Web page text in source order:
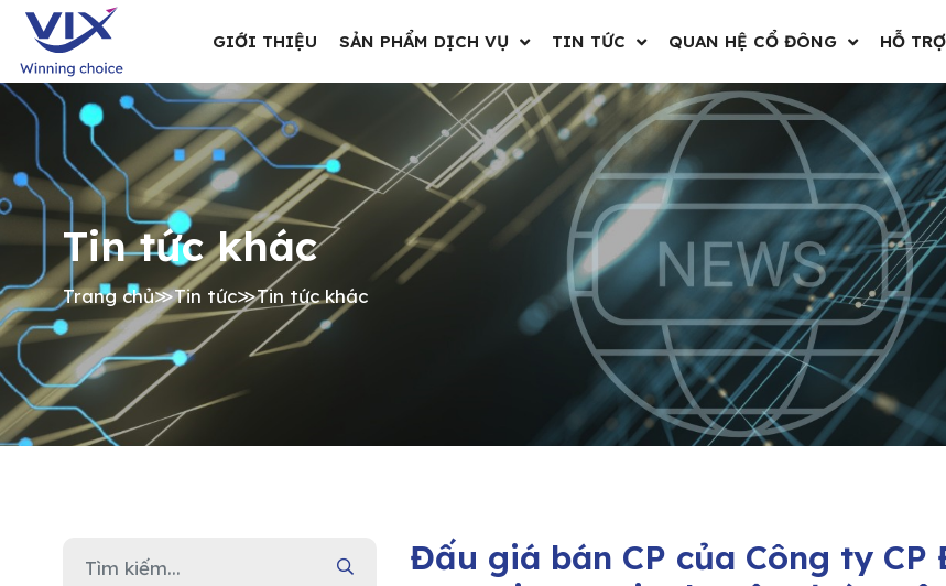
GIỚI THIỆU SẢN PHẨM DỊCH VỤ TIN TỨC QUAN HỆ CỔ ĐÔNG HỖ TRỢ
Tin tức khác
Trang chủ≫Tin tức≫Tin tức khác
Đấu giá bán CP của Công ty